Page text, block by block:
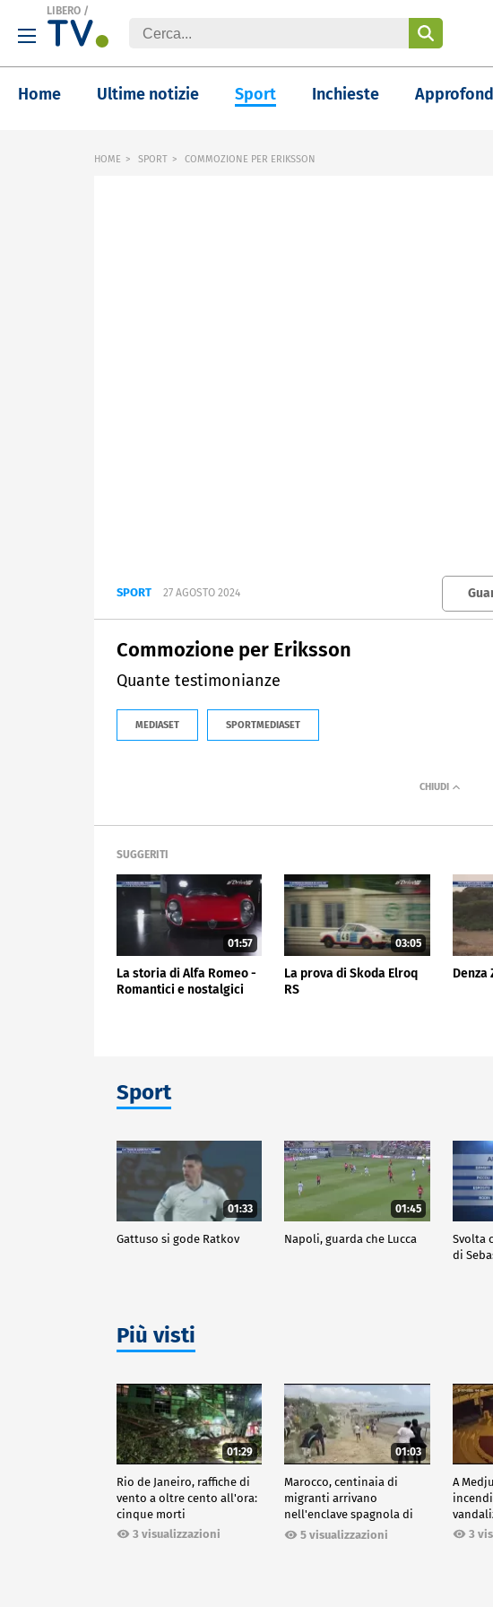
LIBERO /
Home Ultime notizie Sport Inchieste
HOME SPORT COMMOZIONE PER ERIKSSON
SPORT 27 AGOSTO 2024
Commozione per Eriksson
Quante testimonianze
MEDIASET SPORTMEDIASET
SUGGERITI
01:57
La storia di Alfa Romeo -
Romantici e nostalgici
03:05
La prova di Skoda Elroq
RS
Denza
Sport
01:33
Gattuso si gode Ratkov
01:45
Napoli, guarda che Lucca
Svolta
di
Più visti
01:29
Rio de Janeiro, raffiche di
vento a oltre cento all'ora:
cinque morti
3 visualizzazioni
01:03
Marocco, centinaia di
migranti arrivano
nell'enclave spagnola di
Ceuta5 visualizzazioni
A
3